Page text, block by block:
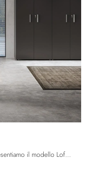
Se desideri completare il tuo ufficio, ti presentiamo il modello Loft Executive Anello Aperto di Colombini Office tra diverse proposte di scrivanie ...